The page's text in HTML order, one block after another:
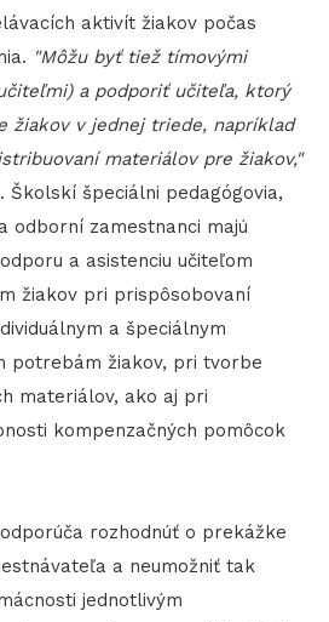
aktivít žiakov počas
"Môžu byť tiež tímovými
a podporiť učiteľa, ktorý
žiakov v jednej triede, napríklad
materiálov pre žiakov,"
Školskí špeciálni pedagógovia,
odborní zamestnanci majú
a asistenciu učiteľom
žiakov pri prispôsobovaní
a špeciálnym
potrebám žiakov, pri tvorbe
materiálov, ako aj pri
kompenzačných pomôcok
rozhodnúť o prekážke
a neumožniť tak
jednotlivým